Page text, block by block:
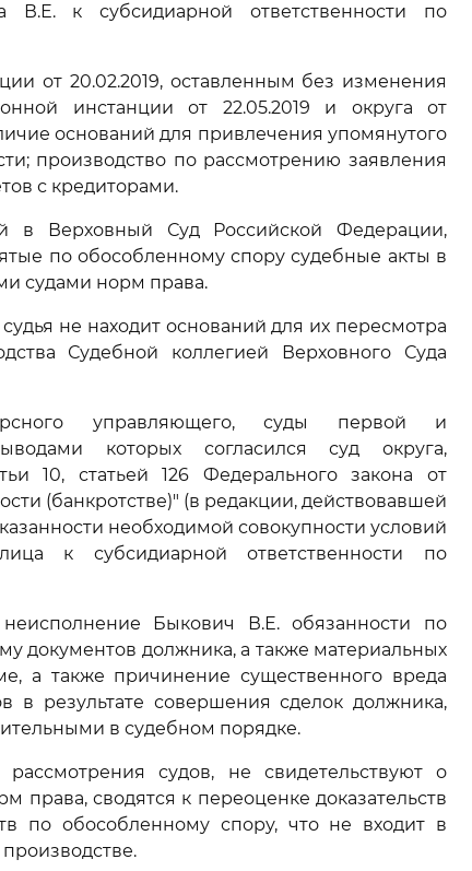
В.Е. к субсидиарной ответственности по
от 20.02.2019, оставленным без изменения
инстанции от 22.05.2019 и округа от
оснований для привлечения упомянутого
производство по рассмотрению заявления
с кредиторами.
в Верховный Суд Российской Федерации,
по обособленному спору судебные акты в
судами норм права.
не находит оснований для их пересмотра
Судебной коллегией Верховного Суда
управляющего, суды первой и
которых согласился суд округа,
10, статьей 126 Федерального закона от
(банкротстве)" (в редакции, действовавшей
необходимой совокупности условий
к субсидиарной ответственности по
Быкович В.Е. обязанности по
документов должника, а также материальных
а также причинение существенного вреда
в результате совершения сделок должника,
в судебном порядке.
судов, не свидетельствуют о
сводятся к переоценке доказательств
по обособленному спору, что не входит в